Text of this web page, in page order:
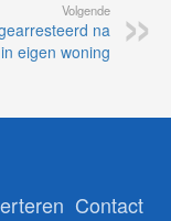
Volgende
na
eigen woning
Contact